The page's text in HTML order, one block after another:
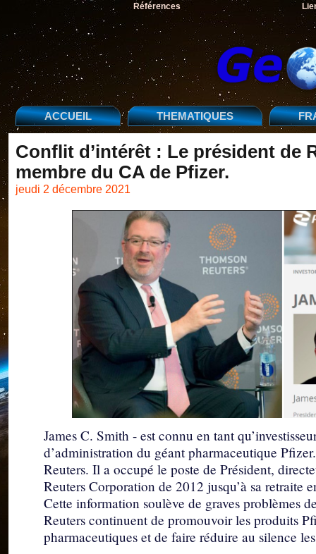
Références
ACCUEIL THEMATIQUES
Conflit d’intérêt : Le président de
membre du CA de Pfizer.
jeudi 2 décembre 2021
James C. Smith - est connu en tant
d’administration du géant pharmaceutique
Reuters. Il a occupé le poste de Président,
Reuters Corporation de 2012 jusqu’à sa retraite
Cette information soulève de graves problèmes
Reuters continuent de promouvoir les produits
pharmaceutiques et de faire réduire au silence